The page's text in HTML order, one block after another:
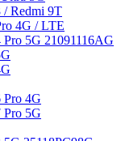
Redmi 9T
4G / LTE
5G 21091116AG
4G
5G